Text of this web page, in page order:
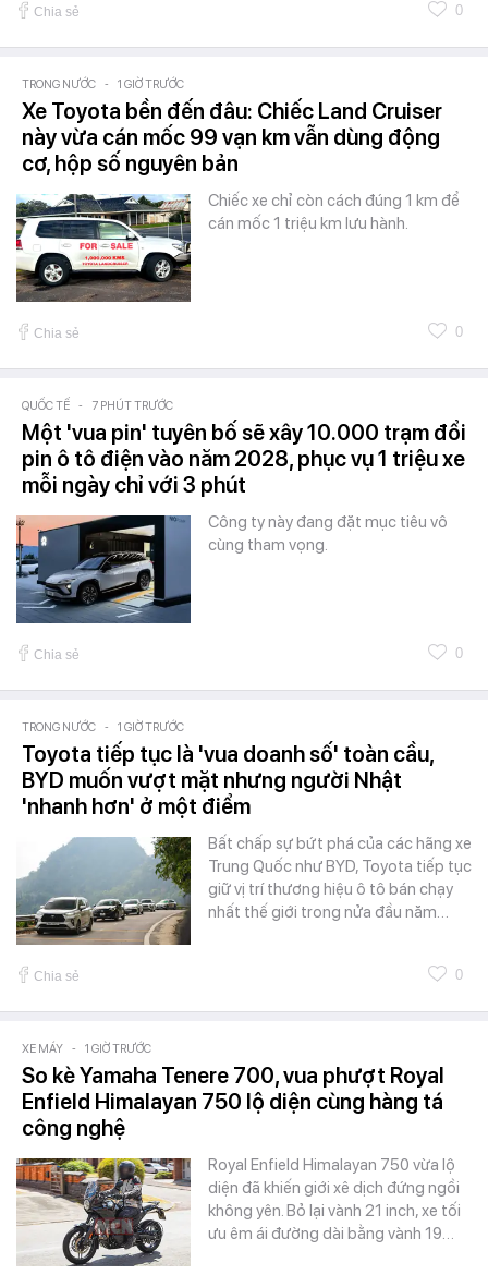
Chia sẻ 0
TRONG NƯỚC - 1 GIỜ TRƯỚC
Xe Toyota bền đến đâu: Chiếc Land Cruiser
này vừa cán mốc 99 vạn km vẫn dùng động
cơ, hộp số nguyên bản
Chiếc xe chỉ còn cách đúng 1 km để
cán mốc 1 triệu km lưu hành.
Chia sẻ 0
QUỐC TẾ - 7 PHÚT TRƯỚC
Một 'vua pin' tuyên bố sẽ xây 10.000 trạm đổi
pin ô tô điện vào năm 2028, phục vụ 1 triệu xe
mỗi ngày chỉ với 3 phút
Công ty này đang đặt mục tiêu vô
cùng tham vọng.
Chia sẻ 0
TRONG NƯỚC - 1 GIỜ TRƯỚC
Toyota tiếp tục là 'vua doanh số' toàn cầu,
BYD muốn vượt mặt nhưng người Nhật
'nhanh hơn' ở một điểm
Bất chấp sự bứt phá của các hãng xe
Trung Quốc như BYD, Toyota tiếp tục
giữ vị trí thương hiệu ô tô bán chạy
nhất thế giới trong nửa đầu năm…
Chia sẻ 0
XE MÁY - 1 GIỜ TRƯỚC
So kè Yamaha Tenere 700, vua phượt Royal
Enfield Himalayan 750 lộ diện cùng hàng tá
công nghệ
Royal Enfield Himalayan 750 vừa lộ
diện đã khiến giới xê dịch đứng ngồi
không yên. Bỏ lại vành 21 inch, xe tối
ưu êm ái đường dài bằng vành 19…